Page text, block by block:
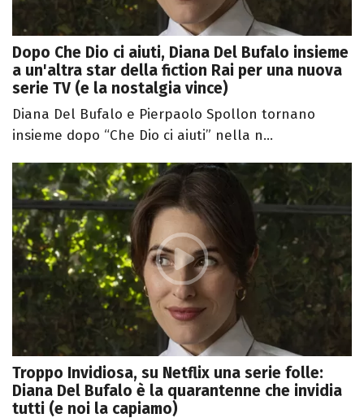
Dopo Che Dio ci aiuti, Diana Del Bufalo insieme
a un'altra star della fiction Rai per una nuova
serie TV (e la nostalgia vince)
Diana Del Bufalo e Pierpaolo Spollon tornano
insieme dopo “Che Dio ci aiuti” nella n...
Troppo Invidiosa, su Netflix una serie folle:
Diana Del Bufalo è la quarantenne che invidia
tutti (e noi la capiamo)